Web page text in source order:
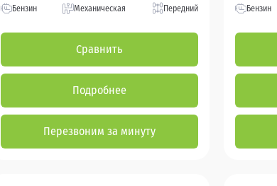
Бензин Механическая Передний
Сравнить
Подробнее
Перезвоним за минуту
Бензин